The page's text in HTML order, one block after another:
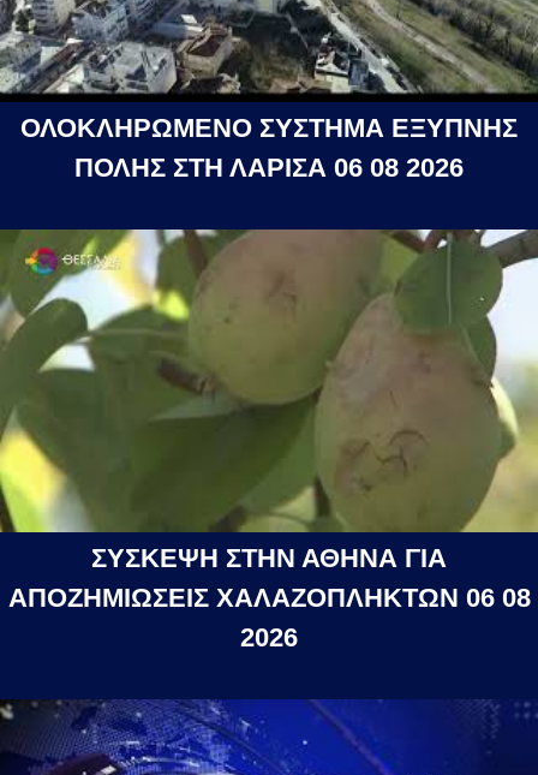
ΟΛΟΚΛΗΡΩΜΕΝΟ ΣΥΣΤΗΜΑ ΕΞΥΠΝΗΣ
ΠΟΛΗΣ ΣΤΗ ΛΑΡΙΣΑ 06 08 2026
ΣΥΣΚΕΨΗ ΣΤΗΝ ΑΘΗΝΑ ΓΙΑ
ΑΠΟΖΗΜΙΩΣΕΙΣ ΧΑΛΑΖΟΠΛΗΚΤΩΝ 06 08
2026